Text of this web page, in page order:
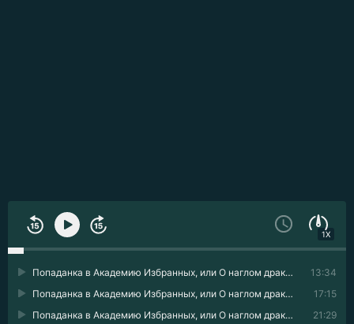
1X
13:34
Попаданка в Академию Избранных, или О наглом драконе замолвите слово 01
17:15
Попаданка в Академию Избранных, или О наглом драконе замолвите слово 02
21:29
Попаданка в Академию Избранных, или О наглом драконе замолвите слово 03